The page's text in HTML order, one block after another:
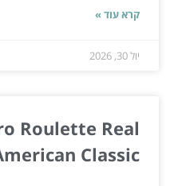
קרא עוד »
יול 30, 2026
Roulette Real
Classic